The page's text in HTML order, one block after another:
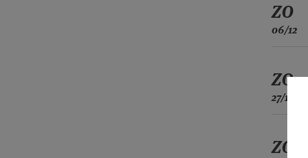
ZO
06/12
ZO
27/12
ZO